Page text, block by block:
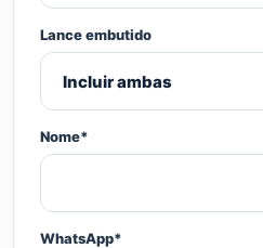
Lance embutido
Nome*
WhatsApp*